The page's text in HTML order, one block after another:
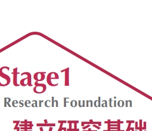
入独立研究和博士论文撰写阶